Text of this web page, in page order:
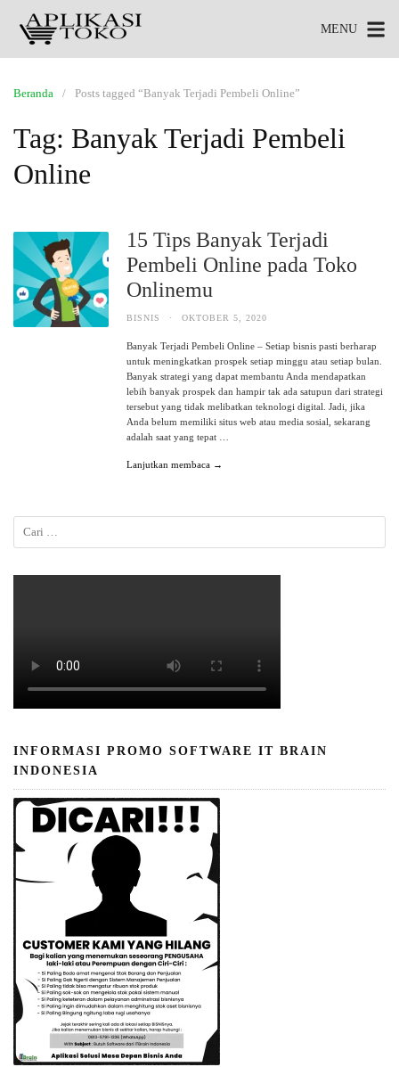
MENU
Beranda Posts tagged “Banyak Terjadi Pembeli Online”
Tag: Banyak Terjadi Pembeli
Online
15 Tips Banyak Terjadi
Pembeli Online pada Toko
Onlinemu
BISNIS · OKTOBER 5, 2020
Banyak Terjadi Pembeli Online – Setiap bisnis pasti berharap
untuk meningkatkan prospek setiap minggu atau setiap bulan.
Banyak strategi yang dapat membantu Anda mendapatkan
lebih banyak prospek dan hampir tak ada satupun dari strategi
tersebut yang tidak melibatkan teknologi digital. Jadi, jika
Anda belum memiliki situs web atau media sosial, sekarang
adalah saat yang tepat …
Lanjutkan membaca →
INFORMASI PROMO SOFTWARE IT BRAIN
INDONESIA